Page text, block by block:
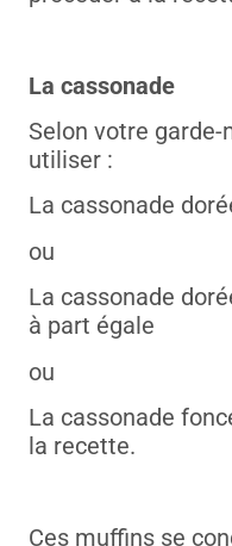
La cassonade
Selon votre
utiliser :
La cassonade
ou
La cassonade
à part égale
ou
La cassonade
la recette.
Ces muffins se